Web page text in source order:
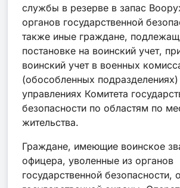
службы в резерве в запас
органов государственной
также иные граждане,
постановке на воинский учет,
воинский учет в военных
(обособленных подразделениях)
управлениях Комитета
безопасности по областям по
жительства.
Граждане, имеющие воинское
офицера, уволенные из органов
государственной безопасности,